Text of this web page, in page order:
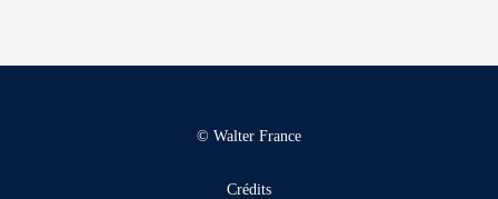
© Walter France
Crédits